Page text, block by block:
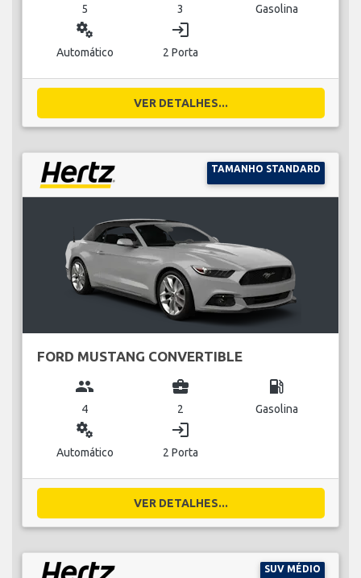
5 3 Gasolina
miscellaneous_services
Automático
login
2 Porta
VER DETALHES...
TAMANHO STANDARD
FORD MUSTANG CONVERTIBLE
group
4
business_center
2
local_gas_station
Gasolina
miscellaneous_services
Automático
login
2 Porta
VER DETALHES...
SUV MÉDIO